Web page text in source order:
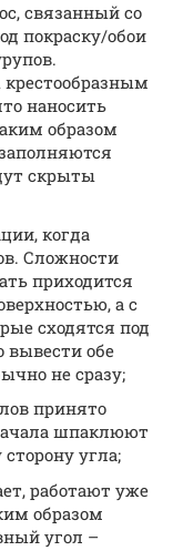
связанный со
покраску/обои
наносить
образом
скрыты
когда
Сложности
приходится
а с
сходятся под
обе
не сразу;
принято
шпаклюют
угла;
работают уже
образом
угол –